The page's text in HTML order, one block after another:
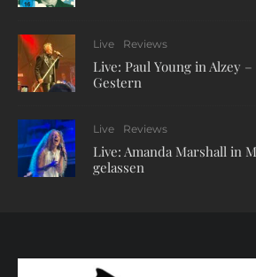
Live Reviews
Live: Paul Young in Alzey
Gestern
Live Reviews
Live: Amanda Marshall in
gelassen